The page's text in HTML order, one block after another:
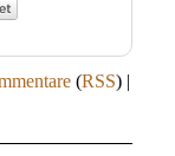
(RSS) |